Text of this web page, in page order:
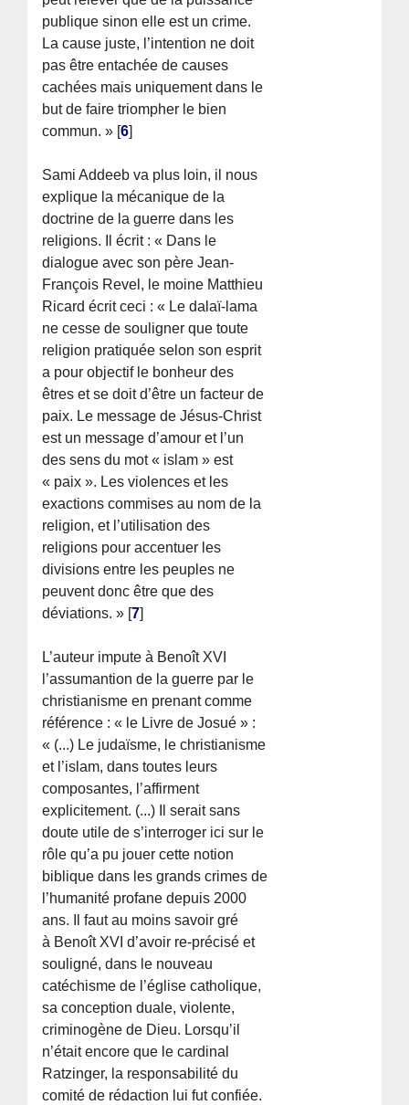
publique sinon elle est un crime.
La cause juste, l’intention ne doit
pas être entachée de causes
cachées mais uniquement dans le
but de faire triompher le bien
commun. » [6]
Sami Addeeb va plus loin, il nous
explique la mécanique de la
doctrine de la guerre dans les
religions. Il écrit : « Dans le
dialogue avec son père Jean-
François Revel, le moine Matthieu
Ricard écrit ceci : « Le dalaï-lama
ne cesse de souligner que toute
religion pratiquée selon son esprit
a pour objectif le bonheur des
êtres et se doit d’être un facteur de
paix. Le message de Jésus-Christ
est un message d’amour et l’un
des sens du mot « islam » est
« paix ». Les violences et les
exactions commises au nom de la
religion, et l’utilisation des
religions pour accentuer les
divisions entre les peuples ne
peuvent donc être que des
déviations. » [7]
L’auteur impute à Benoît XVI
l’assumantion de la guerre par le
christianisme en prenant comme
référence : « le Livre de Josué » :
« (...) Le judaïsme, le christianisme
et l’islam, dans toutes leurs
composantes, l’affirment
explicitement. (...) Il serait sans
doute utile de s’interroger ici sur le
rôle qu’a pu jouer cette notion
biblique dans les grands crimes de
l’humanité profane depuis 2000
ans. Il faut au moins savoir gré
à Benoît XVI d’avoir re-précisé et
souligné, dans le nouveau
catéchisme de l’église catholique,
sa conception duale, violente,
criminogène de Dieu. Lorsqu’il
n’était encore que le cardinal
Ratzinger, la responsabilité du
comité de rédaction lui fut confiée.